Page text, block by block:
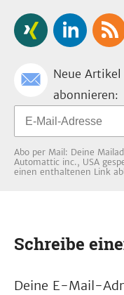
Neue Artikel
abonnieren:
Abo per Mail: Deine
Automattic inc., USA
einen enthaltenen Link
Schreibe
Deine E-Mail-